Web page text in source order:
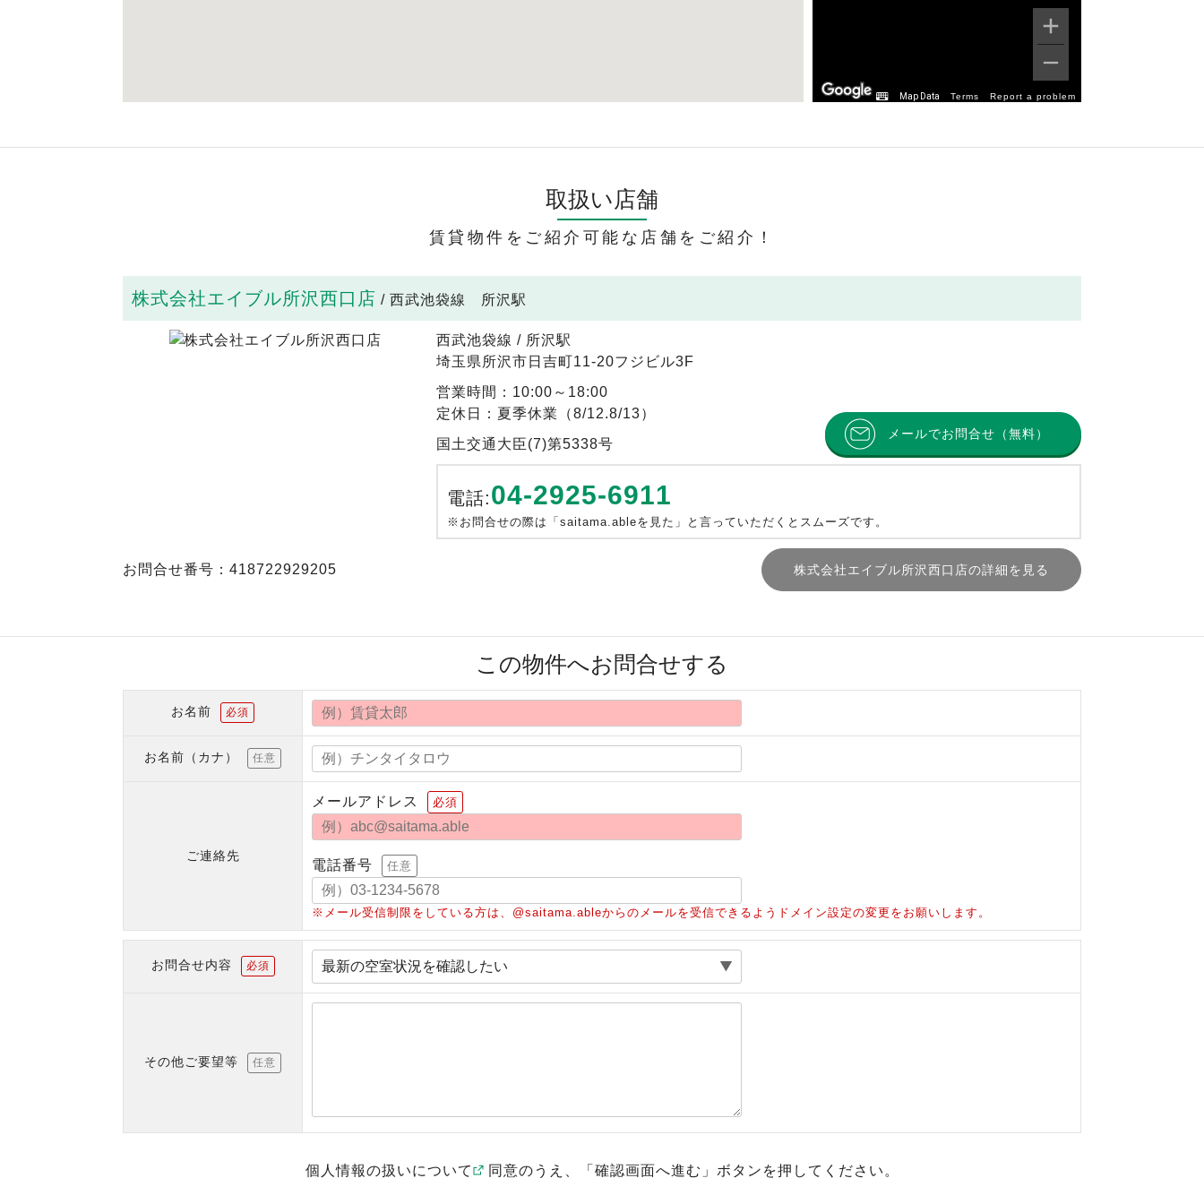
Map Data Terms Report a problem
取扱い店舗
賃貸物件をご紹介可能な店舗をご紹介！
株式会社エイブル所沢西口店 / 西武池袋線 所沢駅
西武池袋線 / 所沢駅
埼玉県所沢市日吉町11-20フジビル3F
営業時間：10:00～18:00
定休日：夏季休業（8/12.8/13）
国土交通大臣(7)第5338号
メールでお問合せ（無料）
電話:04-2925-6911
※お問合せの際は「saitama.ableを見た」と言っていただくとスムーズです。
お問合せ番号：418722929205 株式会社エイブル所沢西口店の詳細を見る
この物件へお問合せする
お名前 必須
お名前（カナ） 任意
ご連絡先
メールアドレス 必須
電話番号 任意
※メール受信制限をしている方は、@saitama.ableからのメールを受信できるようドメイン設定の変更をお願いします。
お問合せ内容 必須
その他ご要望等 任意
個人情報の扱いについて 同意のうえ、「確認画面へ進む」ボタンを押してください。